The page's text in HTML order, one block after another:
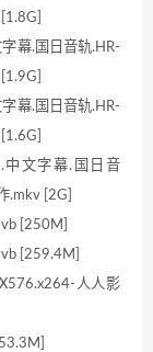
幕.国日音轨.HR-
幕.国日音轨.HR-
文字幕.国日音
.mkv [2G]
[250M]
[259.4M]
人人影